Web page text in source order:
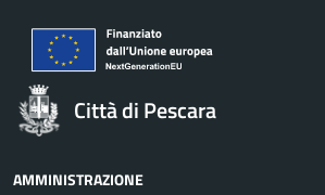
Città di Pescara
AMMINISTRAZIONE